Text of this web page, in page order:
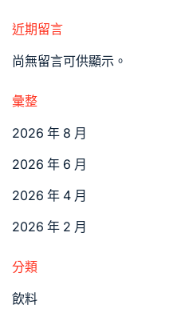
近期留言
尚無留言可供顯示。
彙整
2026 年 8 月
2026 年 6 月
2026 年 4 月
2026 年 2 月
分類
飲料